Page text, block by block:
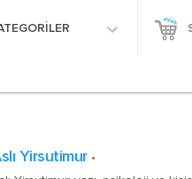
Yirsutimur